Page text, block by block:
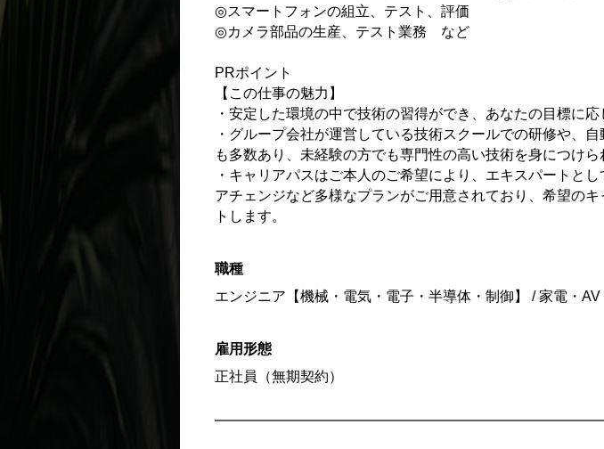
◎スマートフォンの組立、テスト、評価
◎カメラ部品の生産、テスト業務 など
PRポイント
【この仕事の魅力】
・安定した環境の中で技術の習得ができ、あなたの目標に
・グループ会社が運営している技術スクールでの研修や、
も多数あり、未経験の方でも専門性の高い技術を身につけら
・キャリアパスはご本人のご希望により、エキスパートと
アチェンジなど多様なプランがご用意されており、希望の
トします。
職種
エンジニア【機械・電気・電子・半導体・制御】 / 家電・
雇用形態
正社員（無期契約）